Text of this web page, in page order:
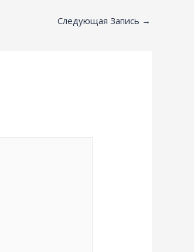
Следующая Запись →